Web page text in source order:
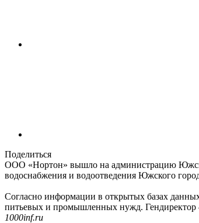
Поделиться
ООО «Нортон» вышло на администрацию
водоснабжения и водоотведения Южского
Согласно информации в открытых базах
питьевых и промышленных нужд. Гендиректор
1000inf.ru